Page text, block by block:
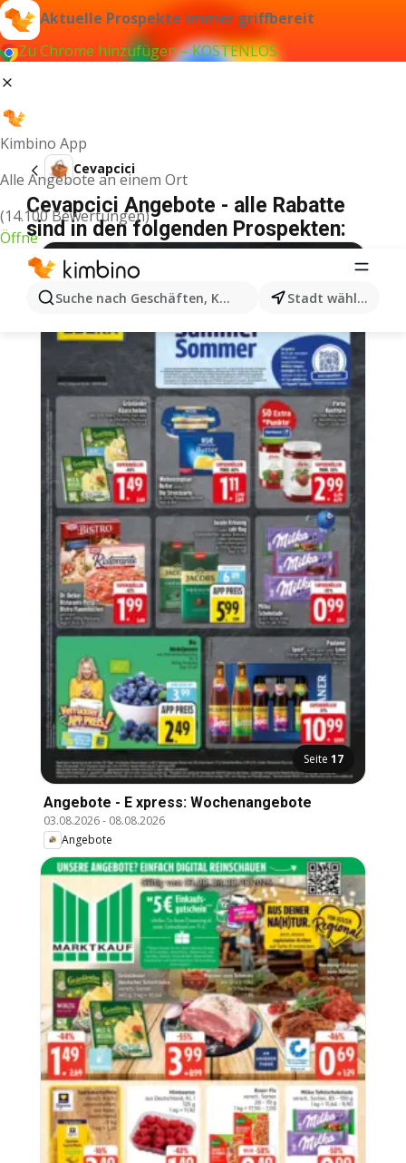
Aktuelle Prospekte immer griffbereit
Zu Chrome hinzufügen – KOSTENLOS
Kimbino App
Alle Angebote an einem Ort
(14.100 Bewertungen)
Öffne
Suche nach Geschäften, Kategorien, Produkten...
Stadt wählen
Cevapcici
Cevapcici Angebote - alle Rabatte
sind in den folgenden Prospekten:
Seite 17
Angebote - E xpress: Wochenangebote
03.08.2026- 08.08.2026
Angebote